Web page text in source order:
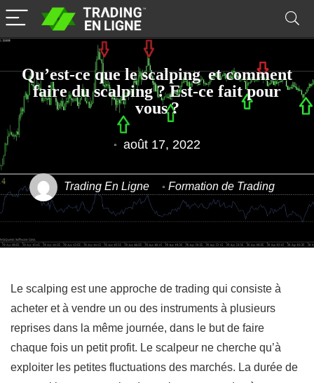
Qu’est-ce que le scalping et comment
faire du scalping ? Est-ce fait pour
vous ?
août 17, 2022
Trading En Ligne Formation de Trading
Le scalping est une approche de trading qui consiste à
acheter et à vendre un ou des instruments à plusieurs
reprises dans la même journée, dans le but de faire
chaque fois un petit profit. Le scalpeur ne cherche qu’à
exploiter les petites fluctuations des marchés. La durée de